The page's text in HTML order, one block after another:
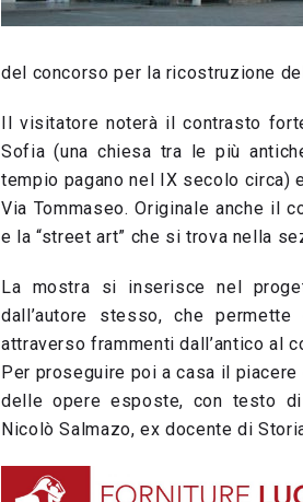
del concorso per la ricostruzione
Il visitatore noterà il contrasto
Sofia (una chiesa tra le più
tempio pagano nel IX secolo circa)
Via Tommaseo. Originale anche il
e la “street art” che si trova nella
La mostra si inserisce nel
dall’autore stesso, che
attraverso frammenti dall’antico al
Per proseguire poi a casa il
delle opere esposte, con testo
Nicolò Salmazo, ex docente di